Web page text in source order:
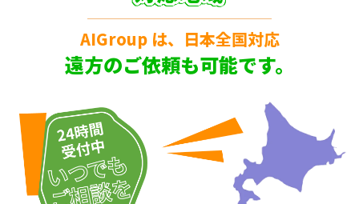
AIGroup は、日本全国対応
遠方のご依頼も可能です。